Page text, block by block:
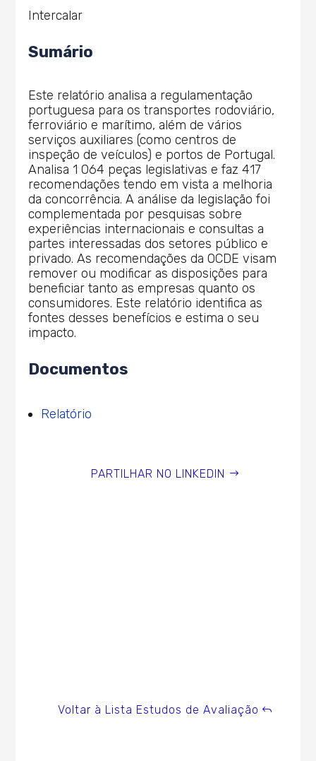
Intercalar
Sumário
Este relatório analisa a regulamentação
portuguesa para os transportes rodoviário,
ferroviário e marítimo, além de vários
serviços auxiliares (como centros de
inspeção de veículos) e portos de Portugal.
Analisa 1 064 peças legislativas e faz 417
recomendações tendo em vista a melhoria
da concorrência. A análise da legislação foi
complementada por pesquisas sobre
experiências internacionais e consultas a
partes interessadas dos setores público e
privado. As recomendações da OCDE visam
remover ou modificar as disposições para
beneficiar tanto as empresas quanto os
consumidores. Este relatório identifica as
fontes desses benefícios e estima o seu
impacto.
Documentos
Relatório
PARTILHAR NO LINKEDIN
Voltar à Lista Estudos de Avaliação